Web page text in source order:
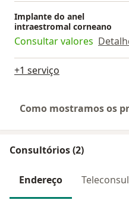
Implante do anel
intraestromal corneano
Consultar valores
+1 serviço
Como mostramos os
Consultórios (2)
Endereço